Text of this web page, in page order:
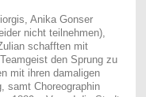
Anika Gonser
nicht teilnehmen),
schafften mit
den Sprung zu
mit ihren damaligen
samt Choreographin